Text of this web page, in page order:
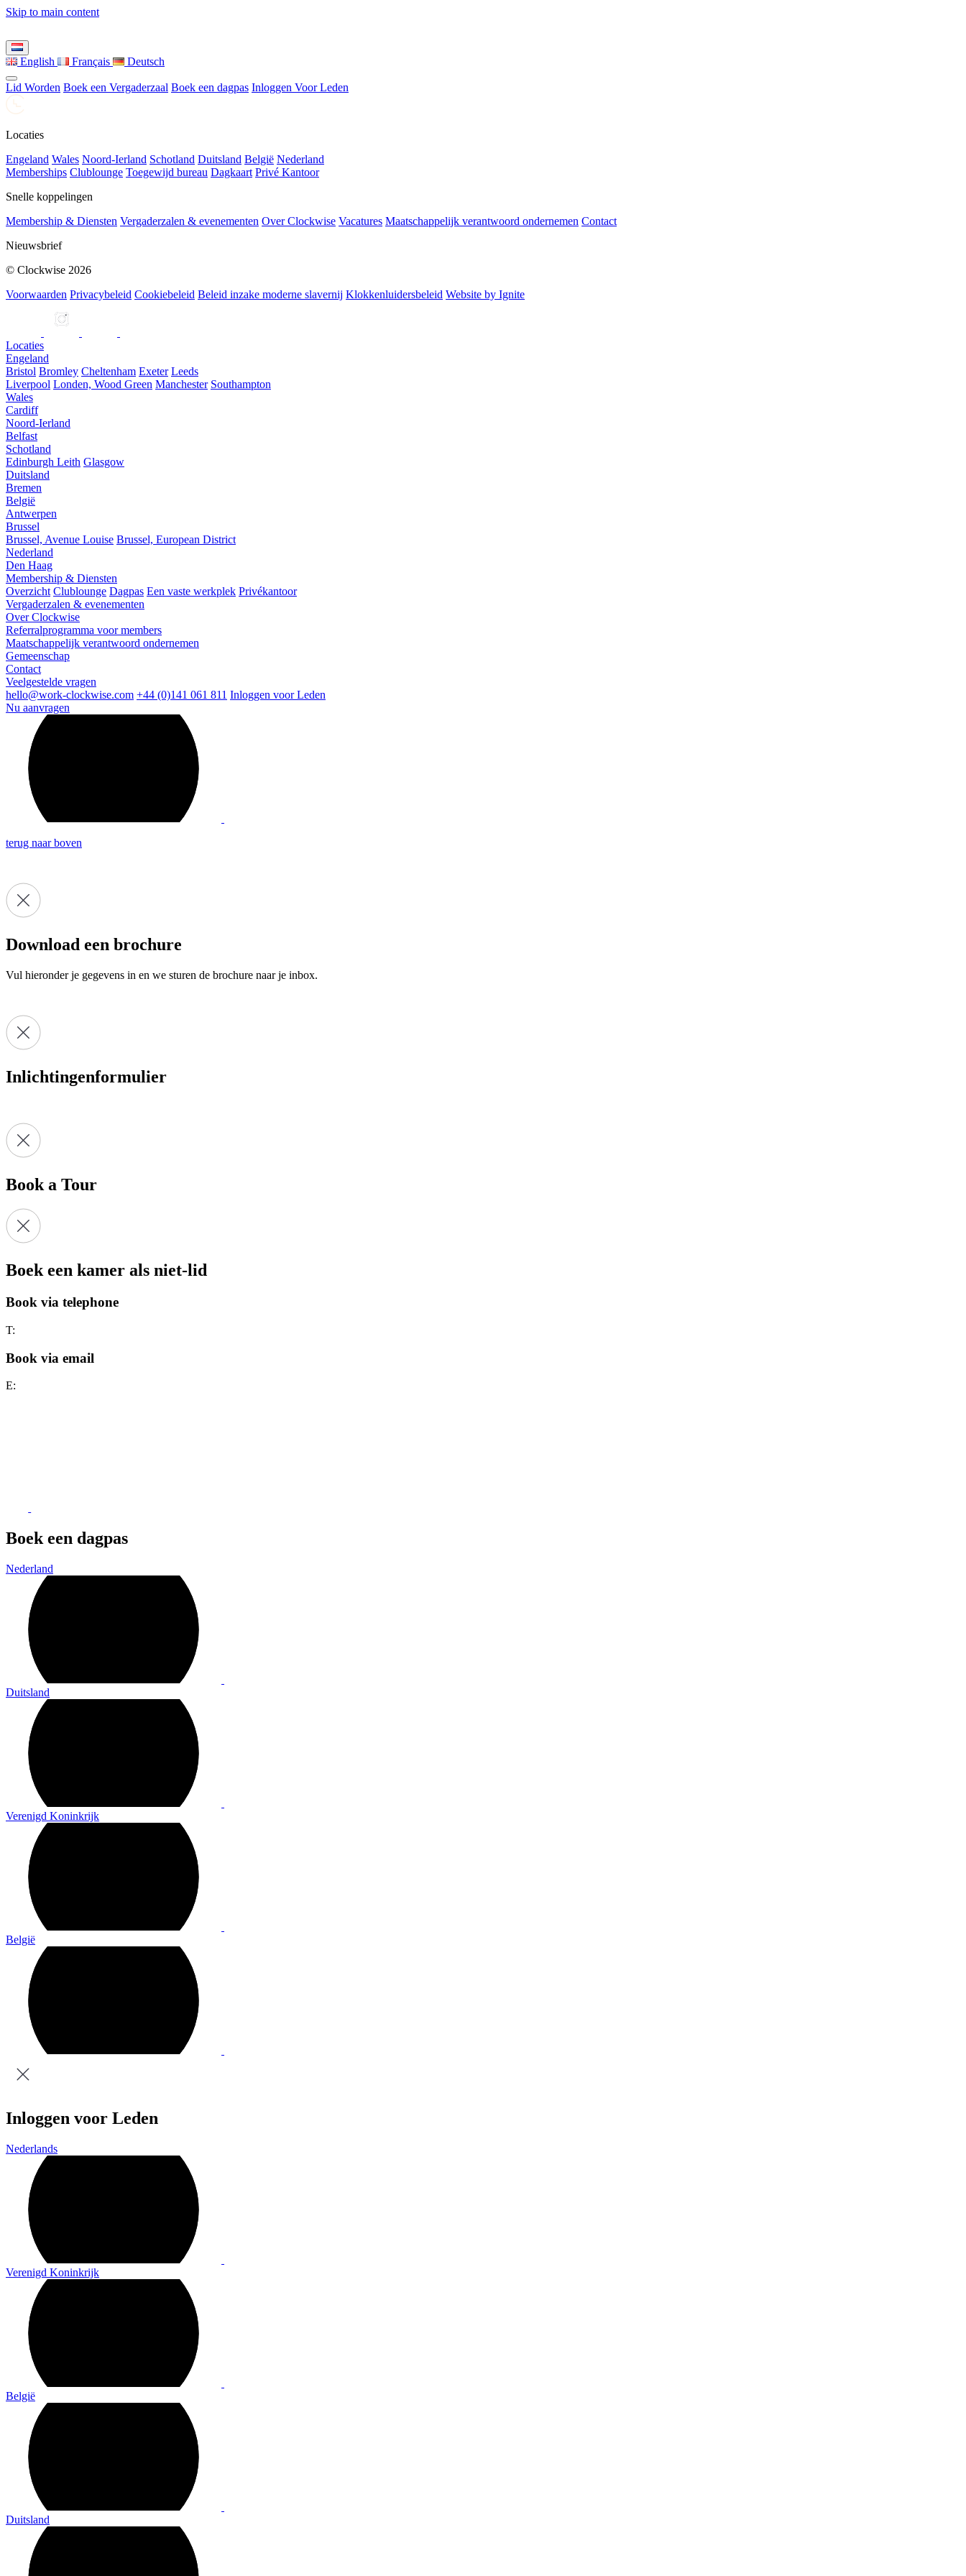
Skip to main content
English Français Deutsch
Lid Worden Boek een Vergaderzaal Boek een dagpas Inloggen Voor Leden
Locaties
Engeland Wales Noord-Ierland Schotland Duitsland België Nederland
Memberships Clublounge Toegewijd bureau Dagkaart Privé Kantoor
Snelle koppelingen
Membership & Diensten Vergaderzalen & evenementen Over Clockwise Vacatures Maatschappelijk verantwoord ondernemen Contact
Nieuwsbrief
© Clockwise 2026
Voorwaarden Privacybeleid Cookiebeleid Beleid inzake moderne slavernij Klokkenluidersbeleid Website by Ignite
Locaties
Engeland
Bristol Bromley Cheltenham Exeter Leeds
Liverpool Londen, Wood Green Manchester Southampton
Wales
Cardiff
Noord-Ierland
Belfast
Schotland
Edinburgh Leith Glasgow
Duitsland
Bremen
België
Antwerpen
Brussel
Brussel, Avenue Louise Brussel, European District
Nederland
Den Haag
Membership & Diensten
Overzicht Clublounge Dagpas Een vaste werkplek Privékantoor
Vergaderzalen & evenementen
Over Clockwise
Referralprogramma voor members
Maatschappelijk verantwoord ondernemen
Gemeenschap
Contact
Veelgestelde vragen
hello@work-clockwise.com +44 (0)141 061 811 Inloggen voor Leden
Nu aanvragen
terug naar boven
Download een brochure
Vul hieronder je gegevens in en we sturen de brochure naar je inbox.
Inlichtingenformulier
Book a Tour
Boek een kamer als niet-lid
Book via telephone
T:
Book via email
E:
Boek een dagpas
Nederland
Duitsland
Verenigd Koninkrijk
België
Inloggen voor Leden
Nederlands
Verenigd Koninkrijk
België
Duitsland